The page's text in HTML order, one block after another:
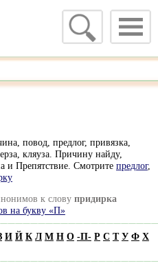
повод, предлог, привязка,
кляуза. Причину найду,
и Препятствие. Смотрите предлог,
к слову придирка
на букву «П»
И Й К Л М Н О -П- Р С Т У Ф Х